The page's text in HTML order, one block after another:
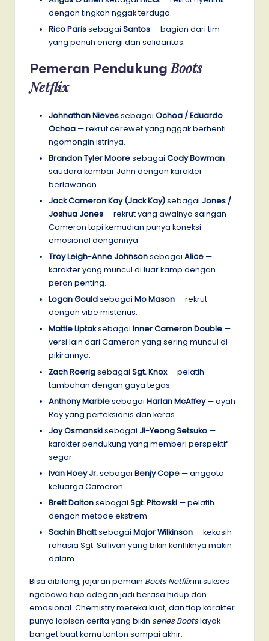
dengan tingkah nggak terduga.
Rico Parissebagai Santos — bagian dari tim
yang penuh energi dan solidaritas.
Pemeran PendukungBoots
Netflix
Johnathan Nievessebagai Ochoa / Eduardo
Ochoa — rekrut cerewet yang nggak berhenti
ngomongin istrinya.
Brandon Tyler Mooresebagai Cody Bowman —
saudara kembar John dengan karakter
berlawanan.
Jack Cameron Kay (Jack Kay)sebagai Jones /
Joshua Jones — rekrut yang awalnya saingan
Cameron tapi kemudian punya koneksi
emosional dengannya.
Troy Leigh-Anne Johnsonsebagai Alice —
karakter yang muncul di luar kamp dengan
peran penting.
Logan Gouldsebagai Mo Mason — rekrut
dengan vibe misterius.
Mattie Liptaksebagai Inner Cameron Double —
versi lain dari Cameron yang sering muncul di
pikirannya.
Zach Roerigsebagai Sgt. Knox— pelatih
tambahan dengan gaya tegas.
Anthony Marblesebagai Harlan McAffey— ayah
Ray yang perfeksionis dan keras.
Joy Osmanskisebagai Ji-Yeong Setsuko —
karakter pendukung yang memberi perspektif
segar.
Ivan Hoey Jr.sebagai Benjy Cope — anggota
keluarga Cameron.
Brett Daltonsebagai Sgt. Pitowski — pelatih
dengan metode ekstrem.
Sachin Bhattsebagai Major Wilkinson — kekasih
rahasia Sgt. Sullivan yang bikin konfliknya makin
dalam.
Bisa dibilang, jajaran pemain Boots Netflixini sukses
ngebawa tiap adegan jadi berasa hidup dan
emosional. Chemistry mereka kuat, dan tiap karakter
punya lapisan cerita yang bikin series Bootslayak
banget buat kamu tonton sampai akhir.